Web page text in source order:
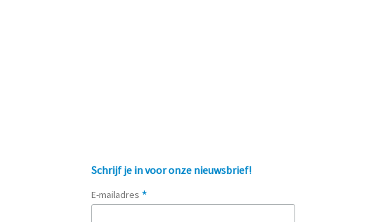
Schrijf je in voor onze nieuwsbrief!
E-mailadres *